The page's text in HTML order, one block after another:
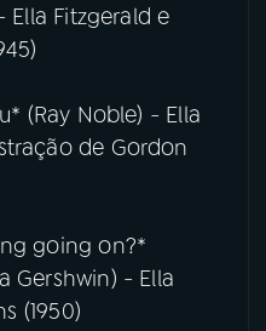
Ella Fitzgerald e
(Ray Noble) - Ella
de Gordon
going on?*
Gershwin) - Ella
(1950)